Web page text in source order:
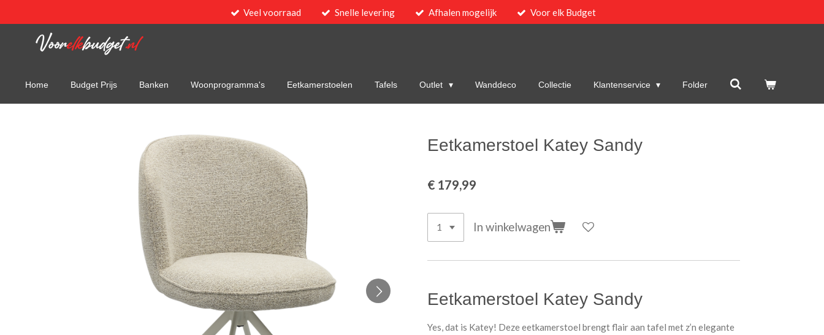
direct
Veel voorraad Snelle levering Afhalen mogelijk Voor elk Budget
Home Budget Prijs Banken Woonprogramma's Eetkamerstoelen Tafels Outlet Wanddeco Collectie Klantenservice Folder
Eetkamerstoel Katey Sandy
€ 179,99
In winkelwagen
Eetkamerstoel Katey Sandy
Yes, dat is Katey! Deze eetkamerstoel brengt flair aan tafel met z’n elegante